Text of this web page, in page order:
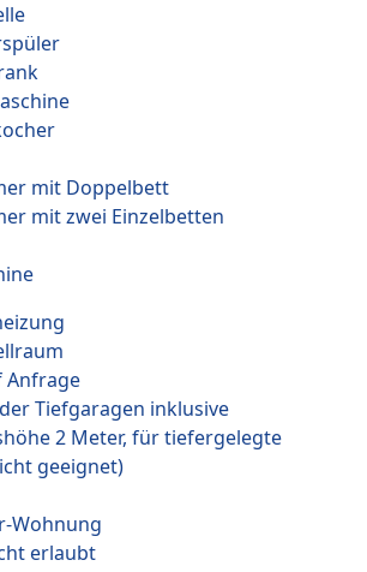
mit Doppelbett
mit zwei Einzelbetten
Anfrage
Tiefgaragen inklusive
2 Meter, für tiefergelegte
geeignet)
Wohnung
erlaubt